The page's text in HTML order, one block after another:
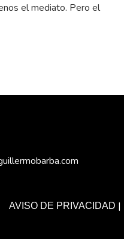
el mediato. Pero el
AVISO DE PRIVACIDAD |